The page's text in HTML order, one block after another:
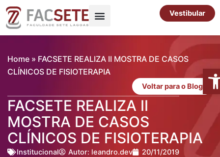
para
Vestibular
Home » FACSETE REALIZA II MOSTRA DE CASOS
CLÍNICOS DE FISIOTERAPIA
Voltar para o Blog
FACSETE REALIZA II
MOSTRA DE CASOS
CLÍNICOS DE FISIOTERAPIA
Institucional Autor: leandro.dev 20/11/2019